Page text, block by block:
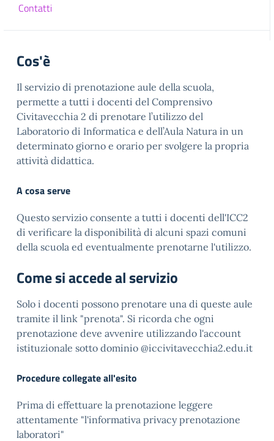
Contatti
Cos'è
Il servizio di prenotazione aule della scuola,
permette a tutti i docenti del Comprensivo
Civitavecchia 2 di prenotare l’utilizzo del
Laboratorio di Informatica e dell’Aula Natura in un
determinato giorno e orario per svolgere la propria
attività didattica.
A cosa serve
Questo servizio consente a tutti i docenti dell'ICC2
di verificare la disponibilità di alcuni spazi comuni
della scuola ed eventualmente prenotarne l'utilizzo.
Come si accede al servizio
Solo i docenti possono prenotare una di queste aule
tramite il link "prenota". Si ricorda che ogni
prenotazione deve avvenire utilizzando l'account
istituzionale sotto dominio @iccivitavecchia2.edu.it
Procedure collegate all'esito
Prima di effettuare la prenotazione leggere
attentamente "l'informativa privacy prenotazione
laboratori"